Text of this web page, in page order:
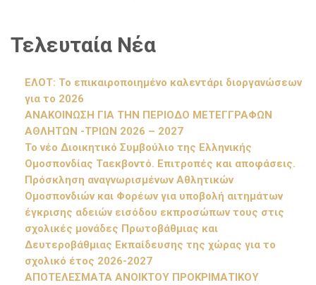
Τελευταία Νέα
ΕΛΟΤ: Το επικαιροποιημένο καλεντάρι διοργανώσεων
για το 2026
ΑΝΑΚΟΙΝΩΣΗ ΓΙΑ ΤΗΝ ΠΕΡΙΟΔΟ ΜΕΤΕΓΓΡΑΦΩΝ
ΑΘΛΗΤΩΝ -ΤΡΙΩΝ 2026 – 2027
Το νέο Διοικητικό Συμβούλιο της Ελληνικής
Ομοσπονδίας Ταεκβοντό. Επιτροπές και αποφάσεις.
Πρόσκληση αναγνωρισμένων Αθλητικών
Ομοσπονδιών και Φορέων για υποβολή αιτημάτων
έγκρισης αδειών εισόδου εκπροσώπων τους στις
σχολικές μονάδες Πρωτοβάθμιας και
Δευτεροβάθμιας Εκπαίδευσης της χώρας για το
σχολικό έτος 2026-2027
ΑΠΟΤΕΛΕΣΜΑΤΑ ΑΝΟΙΚΤΟΥ ΠΡΟΚΡΙΜΑΤΙΚΟΥ